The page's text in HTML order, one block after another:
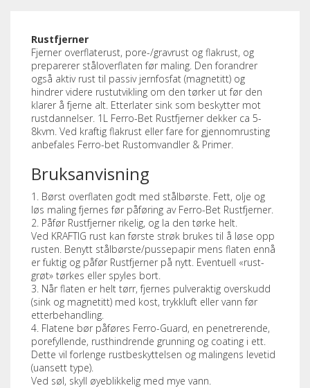
Rustfjerner
Fjerner overflaterust, pore-/gravrust og flakrust, og
preparerer ståloverflaten før maling. Den forandrer
også aktiv rust til passiv jernfosfat (magnetitt) og
hindrer videre rustutvikling om den tørker ut før den
klarer å fjerne alt. Etterlater sink som beskytter mot
rustdannelser. 1L Ferro-Bet Rustfjerner dekker ca 5-
8kvm. Ved kraftig flakrust eller fare for gjennomrusting
anbefales Ferro-bet Rustomvandler & Primer.
Bruksanvisning
1. Børst overflaten godt med stålbørste. Fett, olje og
løs maling fjernes før påføring av Ferro-Bet Rustfjerner.
2. Påfør Rustfjerner rikelig, og la den tørke helt.
Ved KRAFTIG rust kan første strøk brukes til å løse opp
rusten. Benytt stålbørste/pussepapir mens flaten ennå
er fuktig og påfør Rustfjerner på nytt. Eventuell «rust-
grøt» tørkes eller spyles bort.
3. Når flaten er helt tørr, fjernes pulveraktig overskudd
(sink og magnetitt) med kost, trykkluft eller vann før
etterbehandling.
4. Flatene bør påføres Ferro-Guard, en penetrerende,
porefyllende, rusthindrende grunning og coating i ett.
Dette vil forlenge rustbeskyttelsen og malingens levetid
(uansett type).
Ved søl, skyll øyeblikkelig med mye vann.